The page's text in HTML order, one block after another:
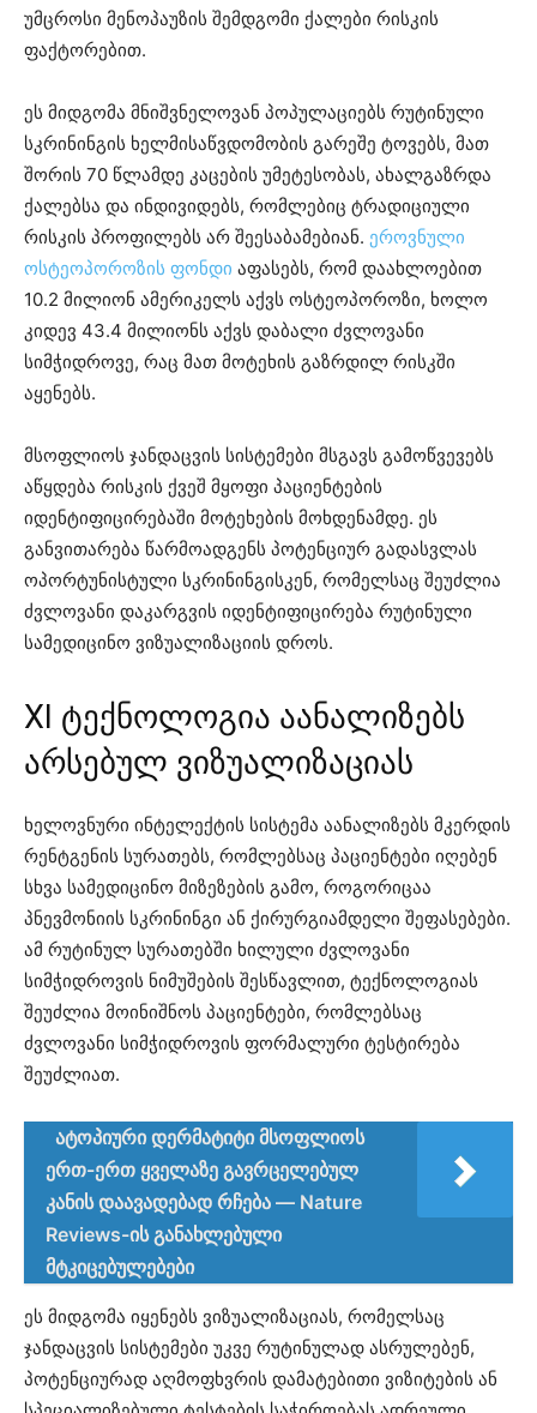
უმცროსი მენოპაუზის შემდგომი ქალები რისკის
ფაქტორებით.
ეს მიდგომა მნიშვნელოვან პოპულაციებს რუტინული
სკრინინგის ხელმისაწვდომობის გარეშე ტოვებს, მათ
შორის 70 წლამდე კაცების უმეტესობას, ახალგაზრდა
ქალებსა და ინდივიდებს, რომლებიც ტრადიციული
რისკის პროფილებს არ შეესაბამებიან. ეროვნული
ოსტეოპოროზის ფონდი აფასებს, რომ დაახლოებით
10.2 მილიონ ამერიკელს აქვს ოსტეოპოროზი, ხოლო
კიდევ 43.4 მილიონს აქვს დაბალი ძვლოვანი
სიმჭიდროვე, რაც მათ მოტეხის გაზრდილ რისკში
აყენებს.
მსოფლიოს ჯანდაცვის სისტემები მსგავს გამოწვევებს
აწყდება რისკის ქვეშ მყოფი პაციენტების
იდენტიფიცირებაში მოტეხების მოხდენამდე. ეს
განვითარება წარმოადგენს პოტენციურ გადასვლას
ოპორტუნისტული სკრინინგისკენ, რომელსაც შეუძლია
ძვლოვანი დაკარგვის იდენტიფიცირება რუტინული
სამედიცინო ვიზუალიზაციის დროს.
XI ტექნოლოგია აანალიზებს
არსებულ ვიზუალიზაციას
ხელოვნური ინტელექტის სისტემა აანალიზებს მკერდის
რენტგენის სურათებს, რომლებსაც პაციენტები იღებენ
სხვა სამედიცინო მიზეზების გამო, როგორიცაა
პნევმონიის სკრინინგი ან ქირურგიამდელი შეფასებები.
ამ რუტინულ სურათებში ხილული ძვლოვანი
სიმჭიდროვის ნიმუშების შესწავლით, ტექნოლოგიას
შეუძლია მოინიშნოს პაციენტები, რომლებსაც
ძვლოვანი სიმჭიდროვის ფორმალური ტესტირება
შეუძლიათ.
ატოპიური დერმატიტი მსოფლიოს
ერთ-ერთ ყველაზე გავრცელებულ
კანის დაავადებად რჩება — Nature
Reviews-ის განახლებული
მტკიცებულებები
ეს მიდგომა იყენებს ვიზუალიზაციას, რომელსაც
ჯანდაცვის სისტემები უკვე რუტინულად ასრულებენ,
პოტენციურად აღმოფხვრის დამატებითი ვიზიტების ან